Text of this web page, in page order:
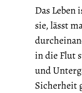
Das
sie, lässt
in die Flut
und
Sicherheit